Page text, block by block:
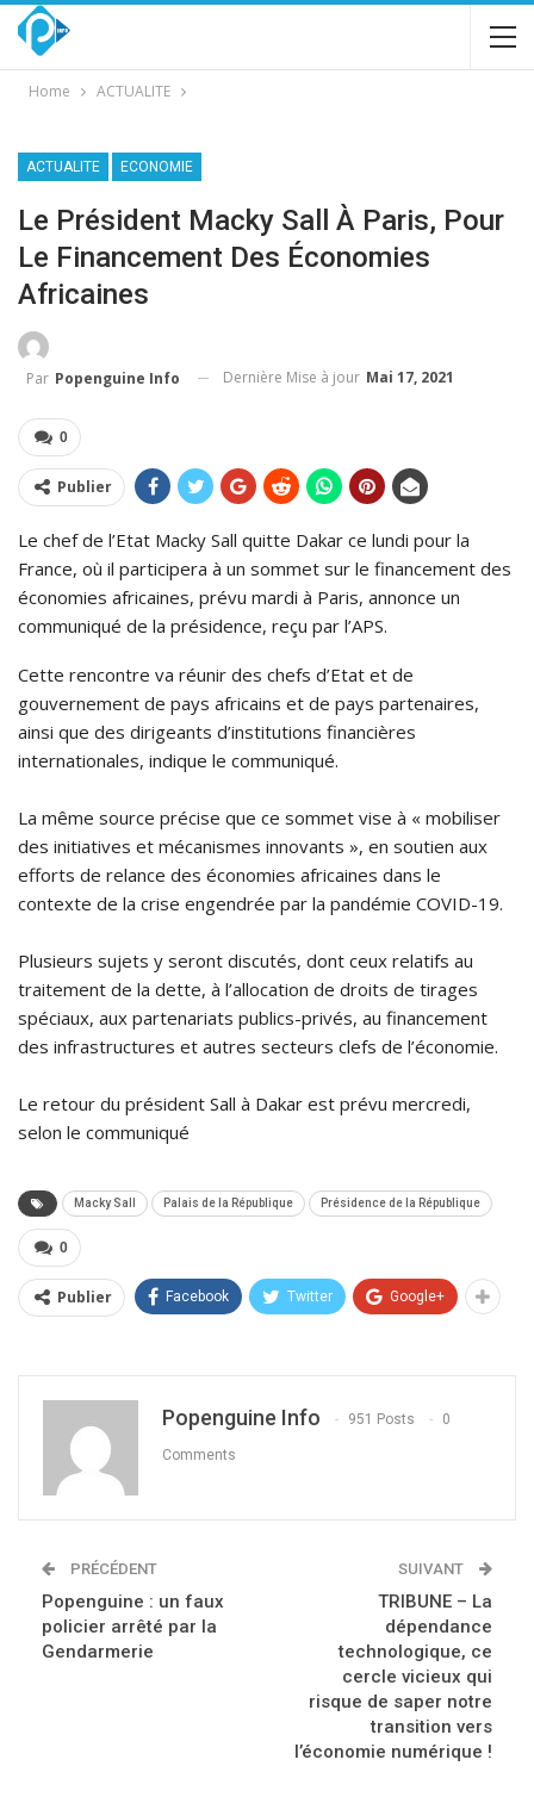
Home ACTUALITE
ACTUALITE ECONOMIE
Le Président Macky Sall À Paris, Pour
Le Financement Des Économies
Africaines
Par Popenguine Info Dernière Mise à jour Mai 17, 2021
0
Publier
Le chef de l’Etat Macky Sall quitte Dakar ce lundi pour la
France, où il participera à un sommet sur le financement des
économies africaines, prévu mardi à Paris, annonce un
communiqué de la présidence, reçu par l’APS.
Cette rencontre va réunir des chefs d’Etat et de
gouvernement de pays africains et de pays partenaires,
ainsi que des dirigeants d’institutions financières
internationales, indique le communiqué.
La même source précise que ce sommet vise à « mobiliser
des initiatives et mécanismes innovants », en soutien aux
efforts de relance des économies africaines dans le
contexte de la crise engendrée par la pandémie COVID-19.
Plusieurs sujets y seront discutés, dont ceux relatifs au
traitement de la dette, à l’allocation de droits de tirages
spéciaux, aux partenariats publics-privés, au financement
des infrastructures et autres secteurs clefs de l’économie.
Le retour du président Sall à Dakar est prévu mercredi,
selon le communiqué
Macky Sall Palais de la République Présidence de la République
0
Publier Facebook Twitter Google+
Popenguine Info 951 Posts 0
Comments
PRÉCÉDENT
Popenguine : un faux
policier arrêté par la
Gendarmerie
SUIVANT
TRIBUNE – La
dépendance
technologique, ce
cercle vicieux qui
risque de saper notre
transition vers
l’économie numérique !